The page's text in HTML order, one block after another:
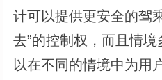
计可以提供更安全的驾
去”的控制权，而且情
以在不同的情境中为用